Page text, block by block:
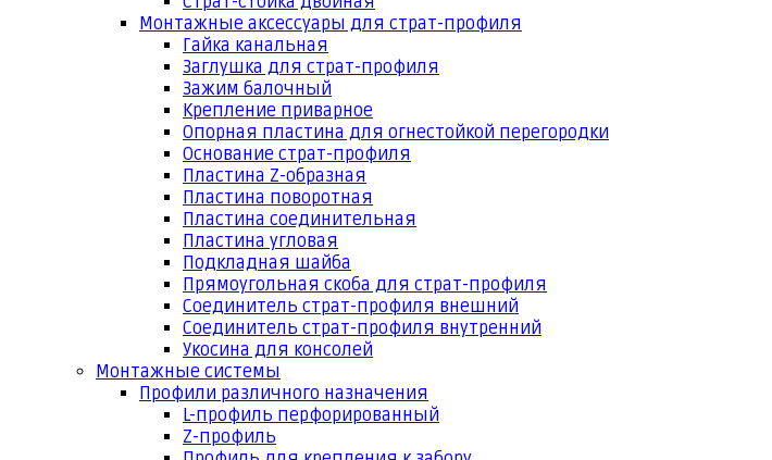
Монтажные аксессуары для страт-профиля
Гайка канальная
Заглушка для страт-профиля
Зажим балочный
Крепление приварное
Опорная пластина для огнестойкой перегородки
Основание страт-профиля
Пластина Z-образная
Пластина поворотная
Пластина соединительная
Пластина угловая
Подкладная шайба
Прямоугольная скоба для страт-профиля
Соединитель страт-профиля внешний
Соединитель страт-профиля внутренний
Укосина для консолей
Монтажные системы
Профили различного назначения
L-профиль перфорированный
Z-профиль